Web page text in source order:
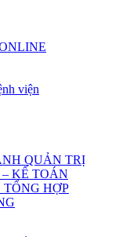
viện
QUẢN TRỊ
KẾ TOÁN
HỢP